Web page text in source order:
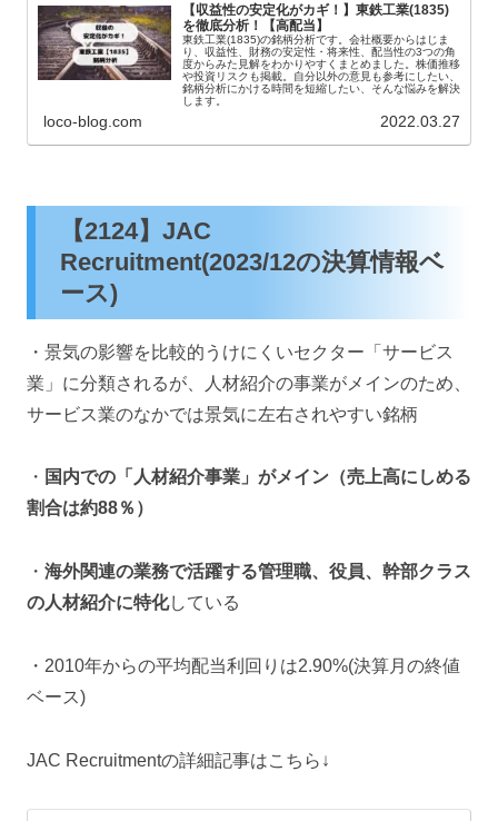
【収益性の安定化がカギ！】東鉄工業(1835)
を徹底分析！【高配当】
東鉄工業(1835)の銘柄分析です。会社概要からはじま
り、収益性、財務の安定性・将来性、配当性の3つの角
度からみた見解をわかりやすくまとめました。株価推移
や投資リスクも掲載。自分以外の意見も参考にしたい、
銘柄分析にかける時間を短縮したい、そんな悩みを解決
します。
loco-blog.com 2022.03.27
【2124】JAC
Recruitment(2023/12の決算情報ベ
ース)
・景気の影響を比較的うけにくいセクター「サービス
業」に分類されるが、人材紹介の事業がメインのため、
サービス業のなかでは景気に左右されやすい銘柄
・ 国内での「人材紹介事業」がメイン（売上高にしめる
割合は約88％）
・ 海外関連の業務で活躍する管理職、役員、幹部クラス
の人材紹介に特化している
・2010年からの平均配当利回りは2.90%(決算月の終値
ベース)
JAC Recruitmentの詳細記事はこちら↓